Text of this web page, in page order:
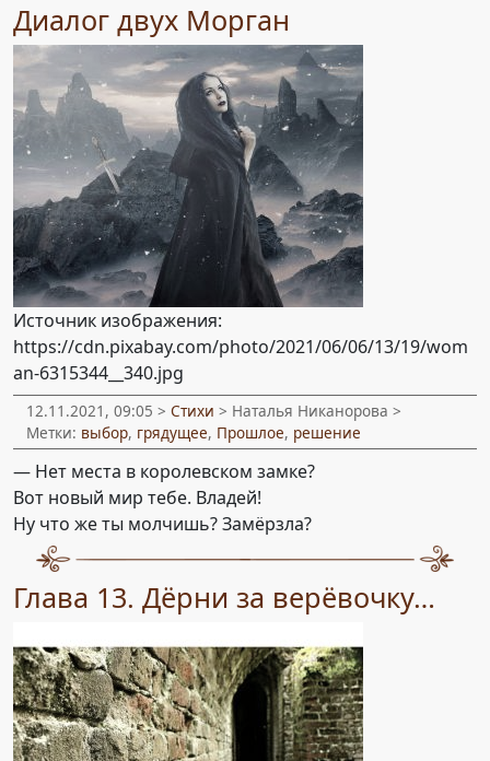
Диалог двух Морган
Источник изображения:
https://cdn.pixabay.com/photo/2021/06/06/13/19/wom
an-6315344__340.jpg
12.11.2021, 09:05 > Стихи > Наталья Никанорова >
Метки: выбор, грядущее, Прошлое, решение
— Нет места в королевском замке?
Вот новый мир тебе. Владей!
Ну что же ты молчишь? Замёрзла?
Глава 13. Дёрни за верёвочку…